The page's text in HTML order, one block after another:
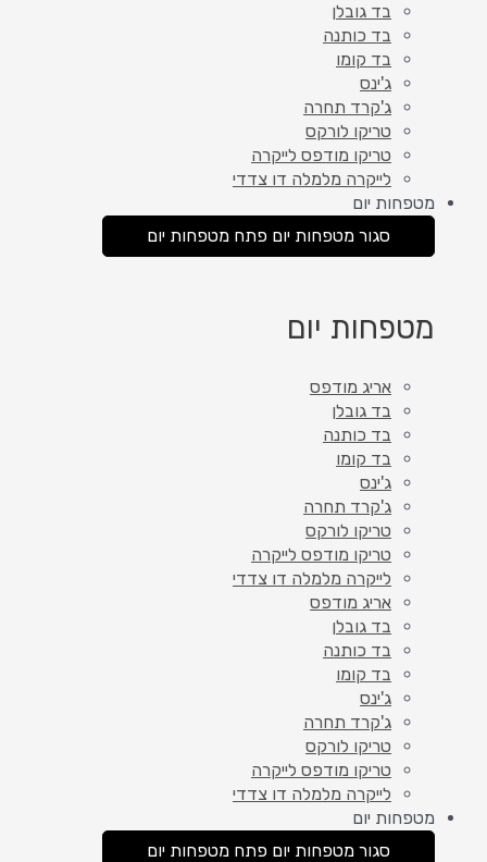
בד גובלן
בד כותנה
בד קומו
ג'ינס
ג'קרד תחרה
טריקו לורקס
טריקו מודפס לייקרה
לייקרה מלמלה דו צדדי
מטפחות יום
סגור מטפחות יום פתח מטפחות יום
מטפחות יום
אריג מודפס
בד גובלן
בד כותנה
בד קומו
ג'ינס
ג'קרד תחרה
טריקו לורקס
טריקו מודפס לייקרה
לייקרה מלמלה דו צדדי
אריג מודפס
בד גובלן
בד כותנה
בד קומו
ג'ינס
ג'קרד תחרה
טריקו לורקס
טריקו מודפס לייקרה
לייקרה מלמלה דו צדדי
מטפחות יום
סגור מטפחות יום פתח מטפחות יום